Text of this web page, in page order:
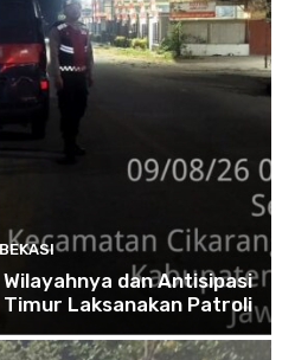
BEKASI
dan Antisipasi
Timur Laksanakan Patroli